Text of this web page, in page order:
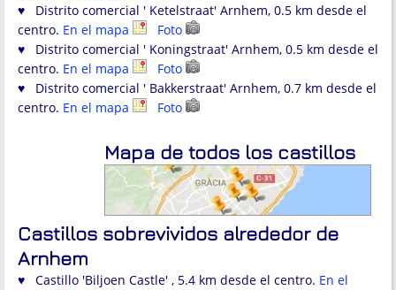
♥ Distrito comercial ' Ketelstraat' Arnhem, 0.5 km desde el
centro. En el mapa
Foto
♥ Distrito comercial ' Koningstraat' Arnhem, 0.5 km desde el
centro. En el mapa
Foto
♥ Distrito comercial ' Bakkerstraat' Arnhem, 0.7 km desde el
centro. En el mapa Foto
Mapa de todos los castillos
Castillos sobrevividos alrededor de
Arnhem
♥ Castillo 'Biljoen Castle' , 5.4 km desde el centro. En el